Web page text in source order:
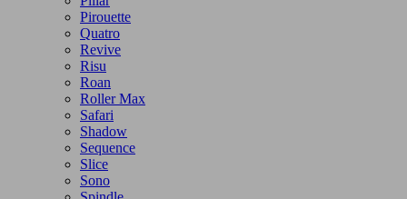
Pirouette
Quatro
Revive
Risu
Roan
Roller Max
Safari
Shadow
Sequence
Slice
Sono